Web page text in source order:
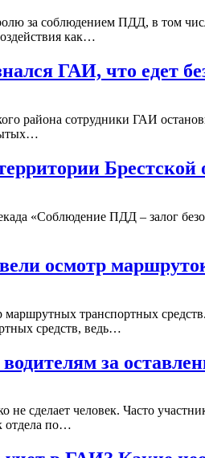
за соблюдением ПДД, в том
как…
ГАИ, что едет
района сотрудники ГАИ
«Соблюдение ПДД – залог
осмотр
транспортных
средств, ведь…
за
не сделает человек. Часто
отдела по…